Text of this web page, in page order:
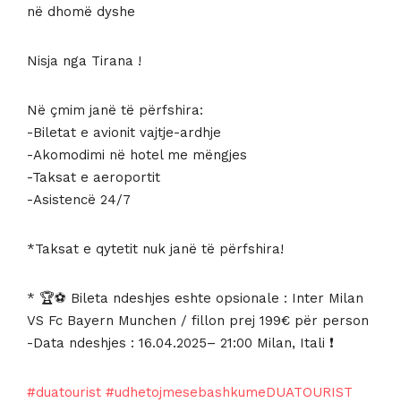
në dhomë dyshe
Nisja nga Tirana !
Në çmim janë të përfshira:
-Biletat e avionit vajtje-ardhje
-Akomodimi në hotel me mëngjes
-Taksat e aeroportit
-Asistencë 24/7
*Taksat e qytetit nuk janë të përfshira!
* 🏆⚽️ Bileta ndeshjes eshte opsionale : Inter Milan
VS Fc Bayern Munchen / fillon prej 199€ për person
-Data ndeshjes : 16.04.2025– 21:00 Milan, Itali ❗
#duatourist #udhetojmesebashkumeDUATOURIST